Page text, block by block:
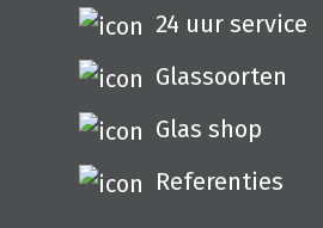
24 uur service
Glassoorten
Glas shop
Referenties